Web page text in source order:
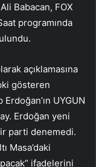
Babacan, FOX
programında
açıklamasına
gösteren
UYGUN
Erdoğan yeni
parti denemedi.
Masa’daki
ifadelerini